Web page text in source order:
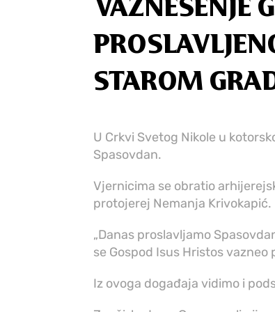
VAZNESENJE
STAROM
U Crkvi Svetog Nikole u
Spasovdan.
Vjernicima se obratio
protojerej Nemanja Krivokapić.
„Danas proslavljamo
se Gospod Isus Hristos
Iz ovoga događaja vidimo i